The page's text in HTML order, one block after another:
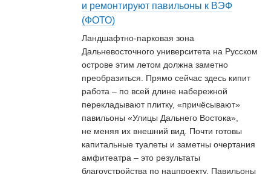
и ремонтируют павильоны к ВЭФ
(ФОТО)
Ландшафтно-парковая зона
Дальневосточного университета на Русском
острове этим летом должна заметно
преобразиться. Прямо сейчас здесь кипит
работа – по всей длине набережной
перекладывают плитку, «причёсывают»
павильоны «Улицы Дальнего Востока»,
не меняя их внешний вид. Почти готовы
капитальные туалеты и заметны очертания
амфитеатра – это результаты
благоустройства по нацпроекту. Павильоны